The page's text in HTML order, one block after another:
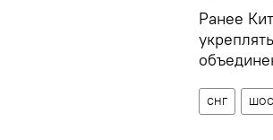
Ранее
СНГ ШОС